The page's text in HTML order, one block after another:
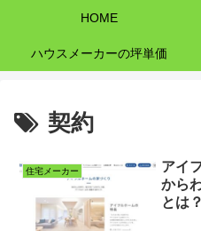
HOME
ハウスメーカーの坪単価
契約
住宅メーカー
アイ
から
とは？